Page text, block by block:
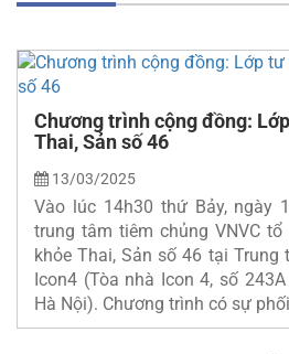
Chương trình cộng đồng:
Thai, Sản số 46
13/03/2025
Vào lúc 14h30 thứ Bảy, ngày
trung tâm tiêm chủng VNVC
khỏe Thai, Sản số 46 tại Trung
Icon4 (Tòa nhà Icon 4, số
Hà Nội). Chương trình có sự